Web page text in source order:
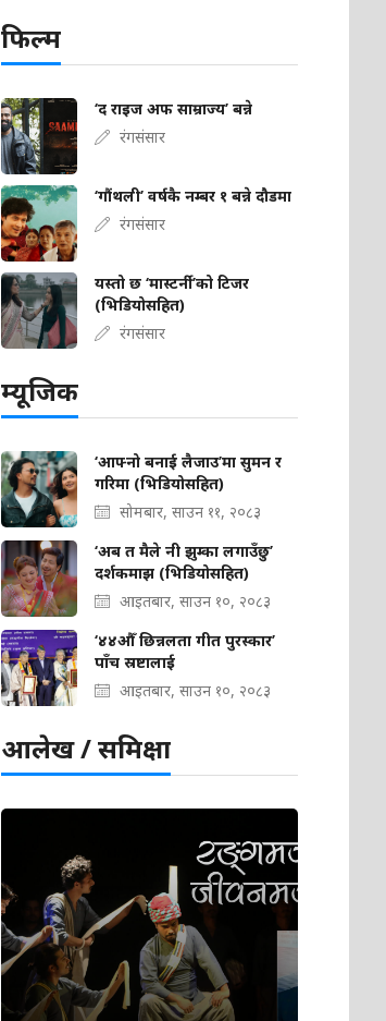
फिल्म
‘द राइज अफ साम्राज्य’ बन्ने
रंगसंसार
‘गौंथली’ वर्षकै नम्बर १ बन्ने दौडमा
रंगसंसार
यस्तो छ ‘मास्टर्नी’को टिजर
(भिडियोसहित)
रंगसंसार
म्यूजिक
‘आफ्नो बनाई लैजाउ’मा सुमन र
गरिमा (भिडियोसहित)
सोमबार, साउन ११, २०८३
‘अब त मैले नी झुम्का लगाउँछु’
दर्शकमाझ (भिडियोसहित)
आइतबार, साउन १०, २०८३
‘४४औँ छिन्नलता गीत पुरस्कार’
पाँच स्रष्टालाई
आइतबार, साउन १०, २०८३
आलेख / समिक्षा